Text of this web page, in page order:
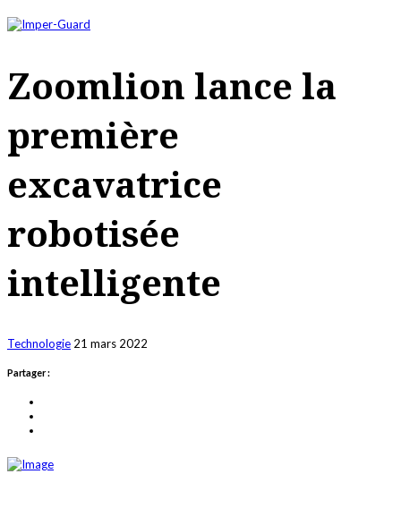
Zoomlion lance la
première
excavatrice
robotisée
intelligente
Technologie 21 mars 2022
Partager :